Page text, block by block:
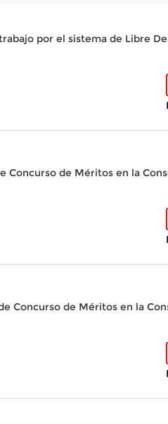
por el sistema de Libre
Concurso de Méritos en la
Concurso de Méritos en la